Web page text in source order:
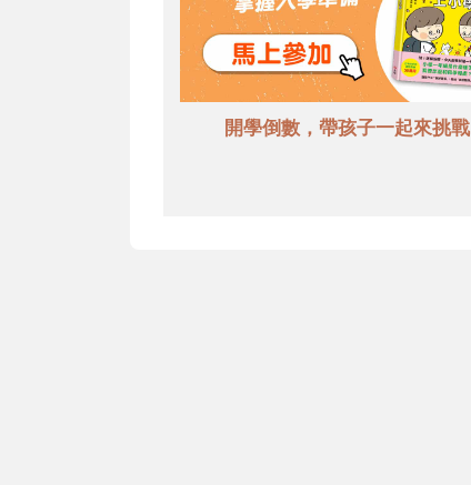
開學倒數，帶孩子一起來挑戰